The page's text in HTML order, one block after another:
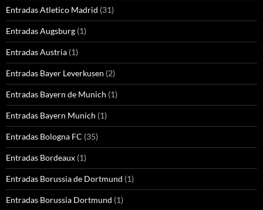
Entradas Atletico Madrid (31)
Entradas Augsburg (1)
Entradas Austria (1)
Entradas Bayer Leverkusen (2)
Entradas Bayern de Munich (1)
Entradas Bayern Munich (1)
Entradas Bologna FC (35)
Entradas Bordeaux (1)
Entradas Borussia de Dortmund (1)
Entradas Borussia Dortmund (1)